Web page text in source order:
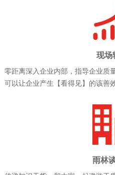
现场
零距离深入企业内部，指导企业质
可以让企业产生【看得见】的该善效
雨林